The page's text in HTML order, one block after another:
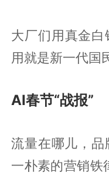
大厂们用真金
用就是新一代国
AI春节“战报”
流量在哪儿，
一朴素的营销铁